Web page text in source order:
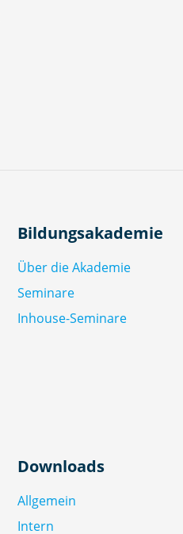
Bildungsakademie
Über die Akademie
Seminare
Inhouse-Seminare
Downloads
Allgemein
Intern